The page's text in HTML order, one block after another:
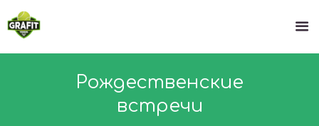
Рождественские
встречи